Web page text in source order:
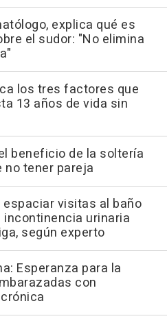
explica qué es
el sudor: "No elimina
los tres factores que
13 años de vida sin
beneficio de la soltería
no tener pareja
espaciar visitas al baño
urinaria
según experto
Esperanza para la
con